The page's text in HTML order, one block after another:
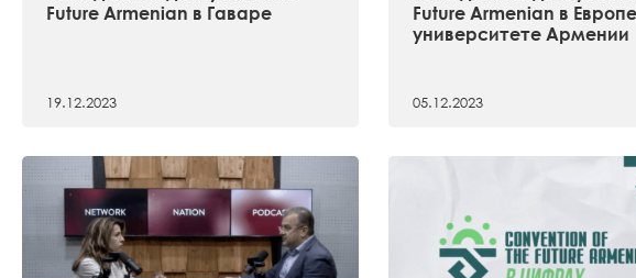
Future Armenian в Гаваре
19.12.2023
Future Armenian в
университете Армении
05.12.2023